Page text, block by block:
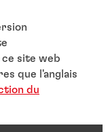
site web
que l'anglais
du